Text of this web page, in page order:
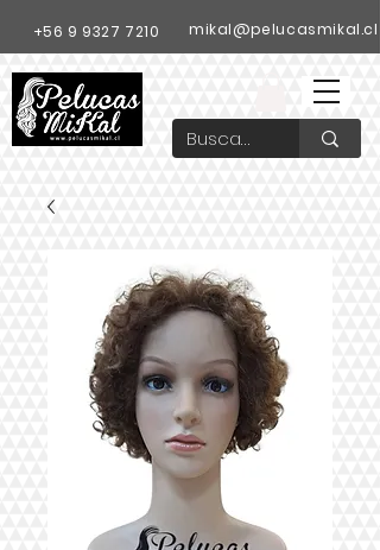
+56 9 9327 7210 mikal@pelucasmikal.cl